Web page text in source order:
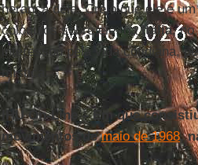
herança dele. Creio que ele é
colóquios sobre ele, naItália, no
interessou pela vida cotidiana,
mística.
IHU On-Line – Em que
movimentos demaio de 1968,